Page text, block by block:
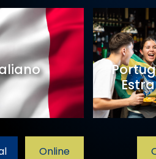
Alemão
Presencial